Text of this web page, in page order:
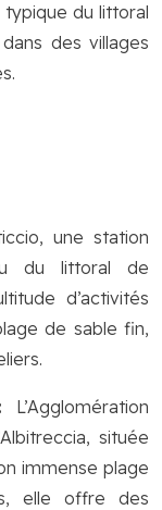
du littoral
des villages
une station
du littoral de
d’activités
de sable fin,
L’Agglomération
située
immense plage
elle offre des